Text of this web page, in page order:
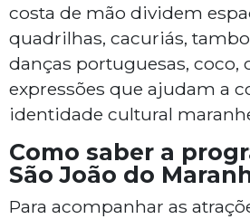
costa de mão dividem
quadrilhas, cacuriás,
danças portuguesas, coco,
expressões que ajudam a
identidade cultural
Como saber a
São João do
Para acompanhar as